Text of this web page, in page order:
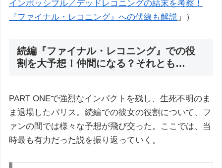
インポッシブル／デッドレコニングの結末を考察！
『ファイナル・レコニング』への伏線も解説 」）
続編『ファイナル・レコニング』での役
割を大予想！仲間になる？それとも…
PART ONEで強烈なインパクトを残し、生死不明のま
ま退場したパリス。続編での彼女の役割について、フ
ァンの間では様々な予想が飛び交った。ここでは、当
時最も有力だった説を振り返っていく。